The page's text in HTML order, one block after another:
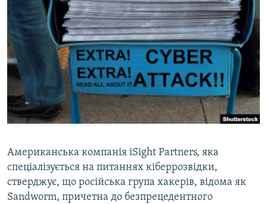
ВСЕ ЗА ДЕНЬ
СПЕЦПРОЕКТИ
ДЕПОРТАЦІЯ
ВІДЕОУРОКИ «ELIFBE»
СВІДЧЕННЯ ОКУПАЦІЇ
УКРАЇНСЬКА ПРОБЛЕМА КРИМУ
ЯК ОБІЙТИ БЛОКУВАННЯ
Русский
Qırımtatar
Усі сайти RFE/RL
Американська компанія iSight Partners, яка
спеціалізується на питаннях кіберрозвідки,
стверджує, що російська група хакерів, відома як
Sandworm, причетна до безпрецедентного